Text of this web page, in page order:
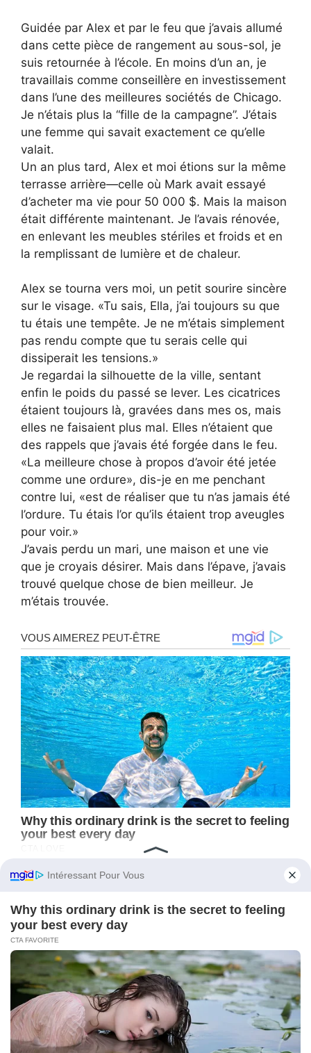
Guidée par Alex et par le feu que j’avais allumé
dans cette pièce de rangement au sous-sol, je
suis retournée à l’école. En moins d’un an, je
travaillais comme conseillère en investissement
dans l’une des meilleures sociétés de Chicago.
Je n’étais plus la “fille de la campagne”. J’étais
une femme qui savait exactement ce qu’elle
valait.
Un an plus tard, Alex et moi étions sur la même
terrasse arrière—celle où Mark avait essayé
d’acheter ma vie pour 50 000 $. Mais la maison
était différente maintenant. Je l’avais rénovée,
en enlevant les meubles stériles et froids et en
la remplissant de lumière et de chaleur.
Alex se tourna vers moi, un petit sourire sincère
sur le visage. «Tu sais, Ella, j’ai toujours su que
tu étais une tempête. Je ne m’étais simplement
pas rendu compte que tu serais celle qui
dissiperait les tensions.»
Je regardai la silhouette de la ville, sentant
enfin le poids du passé se lever. Les cicatrices
étaient toujours là, gravées dans mes os, mais
elles ne faisaient plus mal. Elles n’étaient que
des rappels que j’avais été forgée dans le feu.
«La meilleure chose à propos d’avoir été jetée
comme une ordure», dis-je en me penchant
contre lui, «est de réaliser que tu n’as jamais été
l’ordure. Tu étais l’or qu’ils étaient trop aveugles
pour voir.»
J’avais perdu un mari, une maison et une vie
que je croyais désirer. Mais dans l’épave, j’avais
trouvé quelque chose de bien meilleur. Je
m’étais trouvée.